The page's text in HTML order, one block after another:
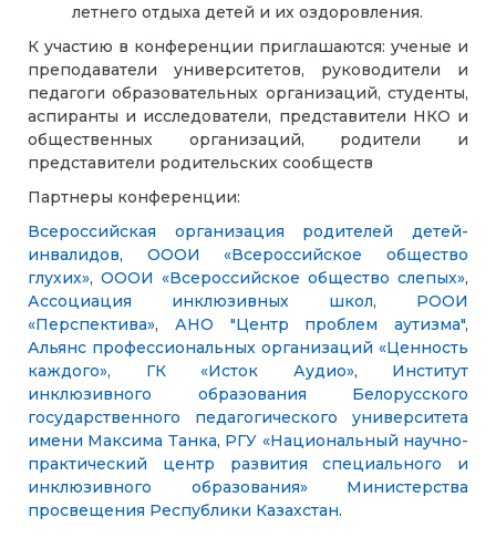
летнего отдыха детей и их оздоровления.
К участию в конференции приглашаются: ученые и
преподаватели университетов, руководители и
педагоги образовательных организаций, студенты,
аспиранты и исследователи, представители НКО и
общественных организаций, родители и
представители родительских сообществ
Партнеры конференции:
Всероссийская организация родителей детей-
инвалидов,
ОООИ «Всероссийское общество
глухих», ОООИ «Всероссийское общество слепых»,
Ассоциация инклюзивных школ,
РООИ
«Перспектива», АНО "Центр проблем аутизма",
Альянс профессиональных организаций «Ценность
каждого», ГК «Исток Аудио», Институт
инклюзивного образования Белорусского
государственного педагогического университета
имени Максима Танка, РГУ «Национальный научно-
практический центр развития специального и
инклюзивного образования» Министерства
просвещения Республики Казахстан.